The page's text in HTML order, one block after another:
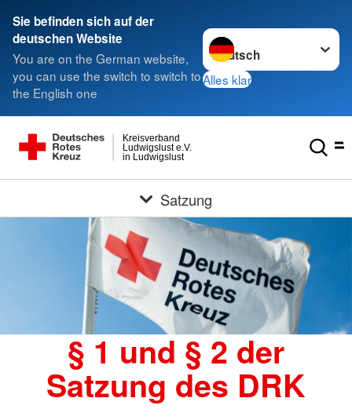
Sie befinden sich auf der
deutschen Website
You are on the German website,
you can use the switch to switch to
the English one
Sprache wechseln zu
Alles klar
in Ludwigslust
Ludwigslust e.V.
Kreisverband
Satzung
§ 1 und § 2 der
Satzung des DRK